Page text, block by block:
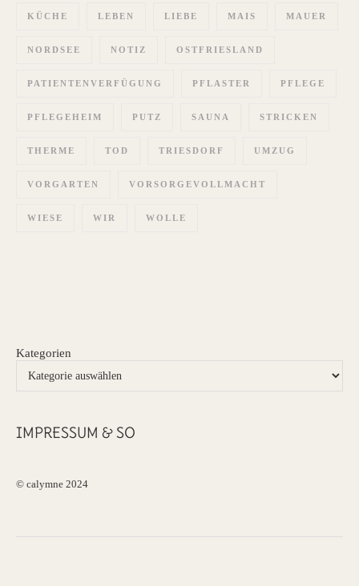
KÜCHE LEBEN LIEBE MAIS MAUER
NORDSEE NOTIZ OSTFRIESLAND
PATIENTENVERFÜGUNG PFLASTER PFLEGE
PFLEGEHEIM PUTZ SAUNA STRICKEN
THERME TOD TRIESDORF UMZUG
VORGARTEN VORSORGEVOLLMACHT
WIESE WIR WOLLE
Kategorien
IMPRESSUM & SO
© calymne 2024